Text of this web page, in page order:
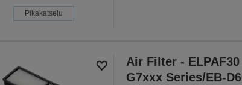
Pikakatselu
Air Filter - ELPAF30
G7xxx Series/EB-